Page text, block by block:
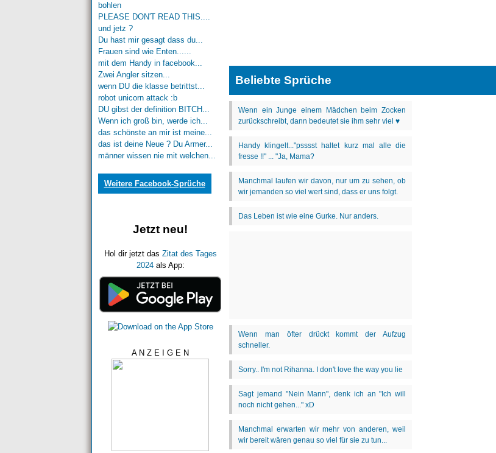
bohlen
PLEASE DON'T READ THIS....
und jetz ?
Du hast mir gesagt dass du...
Frauen sind wie Enten......
mit dem Handy in facebook...
Zwei Angler sitzen...
wenn DU die klasse betrittst...
robot unicorn attack :b
DU gibst der definition BITCH...
Wenn ich groß bin, werde ich...
das schönste an mir ist meine...
das ist deine Neue ? Du Armer...
männer wissen nie mit welchen...
Weitere Facebook-Sprüche
Jetzt neu!
Hol dir jetzt das Zitat des Tages
2024als App:
A N Z E I G E N
Beliebte Sprüche